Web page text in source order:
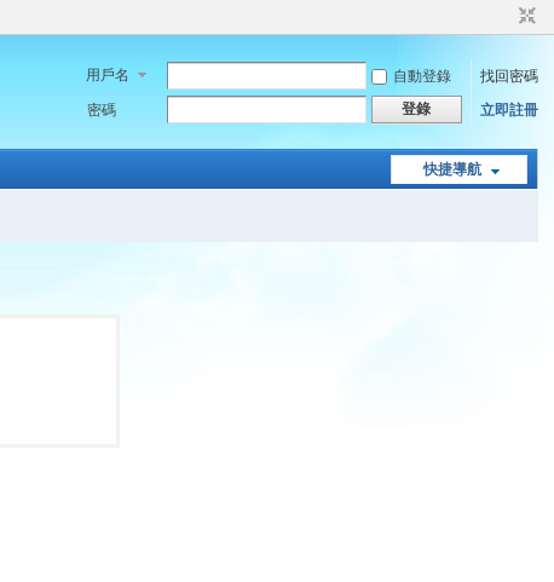
用戶名 自動登錄
找回密碼
密碼
登錄 立即註冊
快捷導航